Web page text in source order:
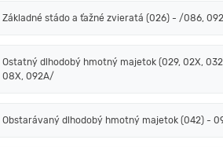
Základné stádo a ťažné zvieratá (026) - /086,
Ostatný dlhodobý hmotný majetok (029, 02X,
08X, 092A/
Obstarávaný dlhodobý hmotný majetok (042) -